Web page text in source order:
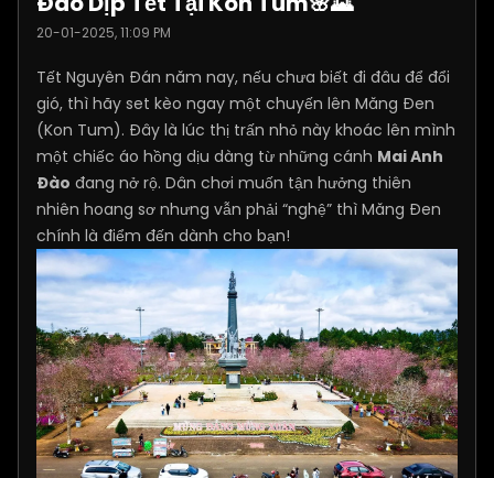
20-01-2025, 11:09 PM
Tết Nguyên Đán năm nay, nếu chưa biết đi đâu để đổi
gió, thì hãy set kèo ngay một chuyến lên Măng Đen
(Kon Tum). Đây là lúc thị trấn nhỏ này khoác lên mình
một chiếc áo hồng dịu dàng từ những cánh Mai Anh
Đào đang nở rộ. Dân chơi muốn tận hưởng thiên
nhiên hoang sơ nhưng vẫn phải “nghệ” thì Măng Đen
chính là điểm đến dành cho bạn!